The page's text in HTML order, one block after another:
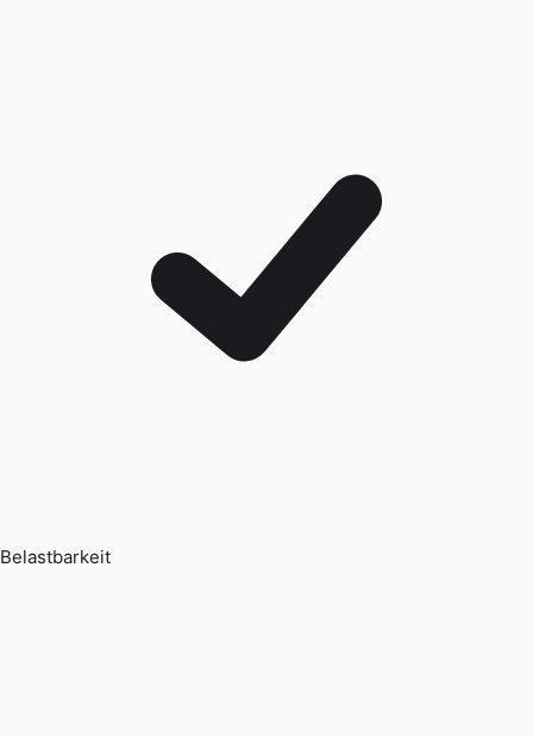
Belastbarkeit